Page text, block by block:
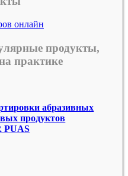
онлайн
продукты,
практике
абразивных
продуктов
PUAS